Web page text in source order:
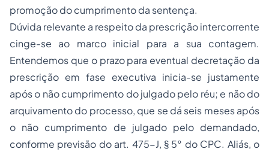
promoção do cumprimento da sentença.
Dúvida relevante a respeito da prescrição intercorrente
cinge-se ao marco inicial para a sua contagem.
Entendemos que o prazo para eventual decretação da
prescrição em fase executiva inicia-se justamente
após o não cumprimento do julgado pelo réu; e não do
arquivamento do processo, que se dá seis meses após
o não cumprimento de julgado pelo demandado,
conforme previsão do art. 475-J, § 5° do CPC. Aliás, o